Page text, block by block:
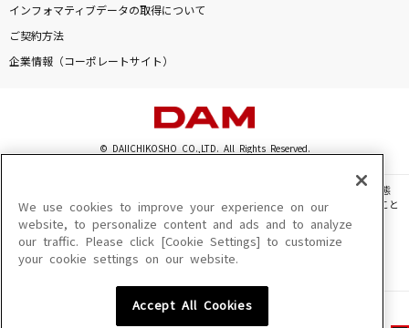
インフォマティブデータの取得について
ご契約方法
企業情報（コーポレートサイト）
© DAIICHIKOSHO CO.,LTD. All Rights Reserved.
このサイトに掲載されている一切の文章・画像・写真・動画・音声等を、手段や形態
を問わず、著作権法の定める範囲を超えて無断で複製、転載、ファイル化などすること
を禁じます。
楽曲及びコンテンツは、機種によりご利用いただけない場合があります。
楽曲及びコンテンツの配信日、配信内容が変更になる場合があります。
We use cookies to improve your experience on our
website, to personalize content and ads and to analyze
our traffic. Please click [Cookie Settings] to customize
your cookie settings on our website.
Accept All Cookies